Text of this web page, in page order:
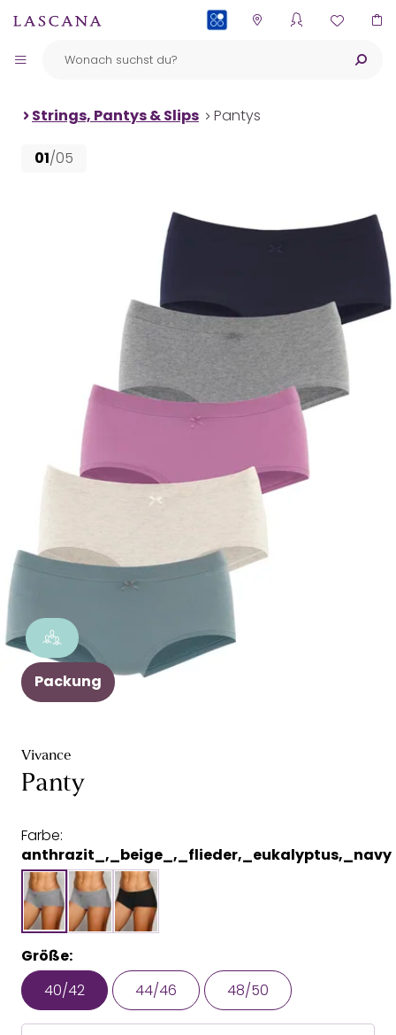
Strings, Pantys & Slips Pantys
01/05
Packung
Vivance
Panty
Farbe:
anthrazit_,_beige_,_flieder,_eukalyptus,_navy
Größe:
40/42
44/46 48/50